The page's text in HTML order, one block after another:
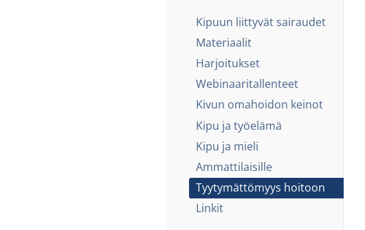
Kipuun liittyvät sairaudet
Materiaalit
Harjoitukset
Webinaaritallenteet
Kivun omahoidon keinot
Kipu ja työelämä
Kipu ja mieli
Ammattilaisille
Tyytymättömyys hoitoon
Linkit